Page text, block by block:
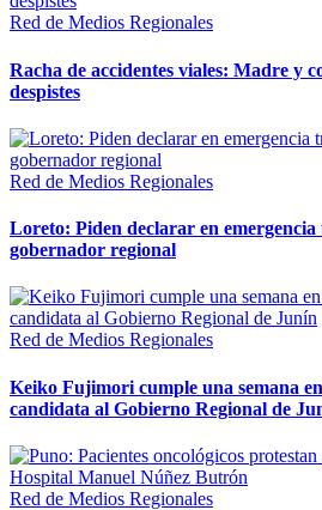
Red de Medios Regionales
Racha de accidentes viales: Madre y
despistes
Red de Medios Regionales
Loreto: Piden declarar en
gobernador regional
Red de Medios Regionales
Keiko Fujimori cumple una semana
candidata al Gobierno Regional de
Red de Medios Regionales